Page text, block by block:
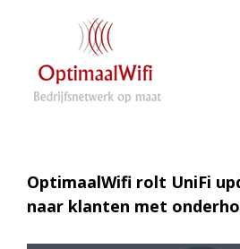
OptimaalWifi rolt UniFi
naar klanten met